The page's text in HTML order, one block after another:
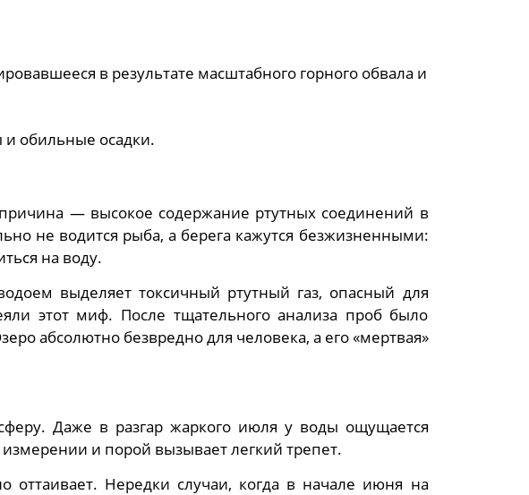
в результате масштабного горного обвала и
обильные осадки.
— высокое содержание ртутных соединений в
не водится рыба, а берега кажутся безжизненными:
на воду.
выделяет токсичный ртутный газ, опасный для
этот миф. После тщательного анализа проб было
абсолютно безвредно для человека, а его «мертвая»
Даже в разгар жаркого июля у воды ощущается
и порой вызывает легкий трепет.
оттаивает. Нередки случаи, когда в начале июня на